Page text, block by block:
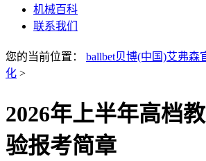
机械百科
联系我们
您的当前位置： ballbet贝博(中国)艾弗森
化 >
2026年上半年高档
验报考简章